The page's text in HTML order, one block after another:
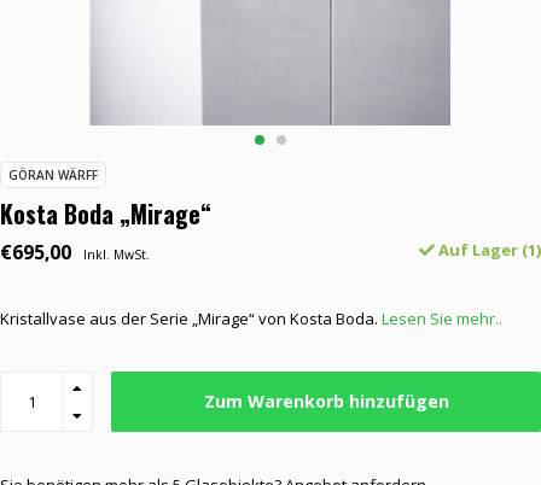
GÖRAN WÄRFF
Kosta Boda „Mirage“
€695,00 Inkl. MwSt. Auf Lager (1)
Kristallvase aus der Serie „Mirage“ von Kosta Boda. Lesen Sie mehr..
Zum Warenkorb hinzufügen